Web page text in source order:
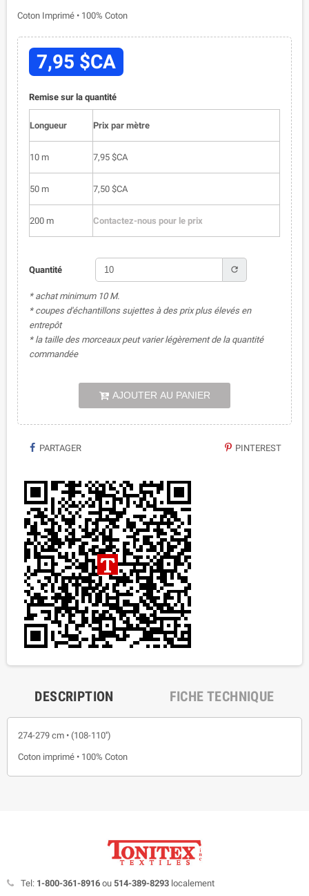
Coton Imprimé • 100% Coton
7,95 $CA
Remise sur la quantité
Longueur Prix par mètre
10 m 7,95 $CA
50 m 7,50 $CA
200 m Contactez-nous pour le prix
Quantité refresh
* achat minimum 10 M.
* coupes d'échantillons sujettes à des prix plus élevés en
entrepôt
* la taille des morceaux peut varier légèrement de la quantité
commandée
AJOUTER AU PANIER
PARTAGER PINTEREST
DESCRIPTION FICHE TECHNIQUE
274-279 cm • (108-110'')
Coton imprimé • 100% Coton
Tel: 1-800-361-8916 ou 514-389-8293 localement